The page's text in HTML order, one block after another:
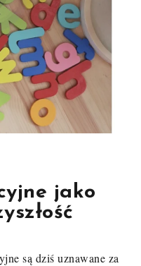
jako
są dziś uznawane za